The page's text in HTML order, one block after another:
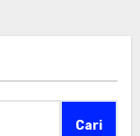
Cari